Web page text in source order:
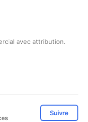
avec attribution.
Suivre